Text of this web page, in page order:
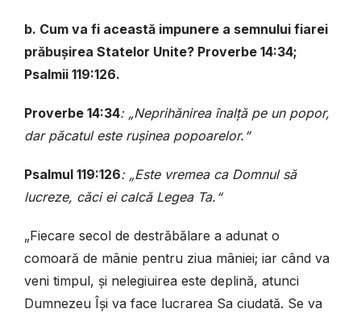
b. Cum va fi această impunere a semnului fiarei
prăbușirea Statelor Unite? Proverbe 14:34;
Psalmii 119:126.
Proverbe 14:34: „Neprihănirea înalță pe un popor,
dar păcatul este rușinea popoarelor.“
Psalmul 119:126: „Este vremea ca Domnul să
lucreze, căci ei calcă Legea Ta.“
„Fiecare secol de destrăbălare a adunat o
comoară de mânie pentru ziua mâniei; iar când va
veni timpul, și nelegiuirea este deplină, atunci
Dumnezeu Își va face lucrarea Sa ciudată. Se va